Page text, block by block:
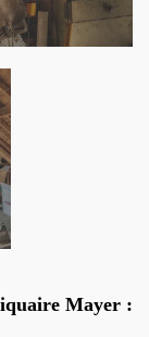
Mayer :